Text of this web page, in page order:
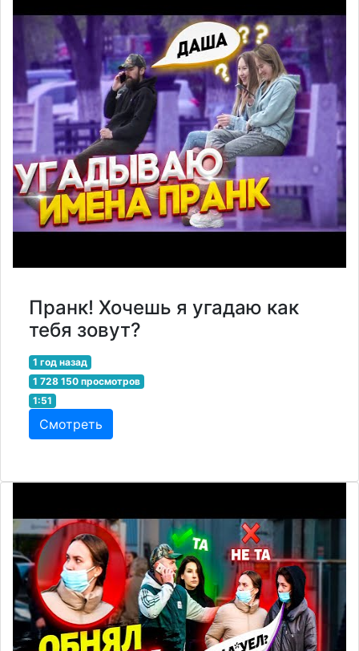
Пранк! Хочешь я угадаю как
тебя зовут?
1 год назад
1 728 150 просмотров
1:51
Смотреть